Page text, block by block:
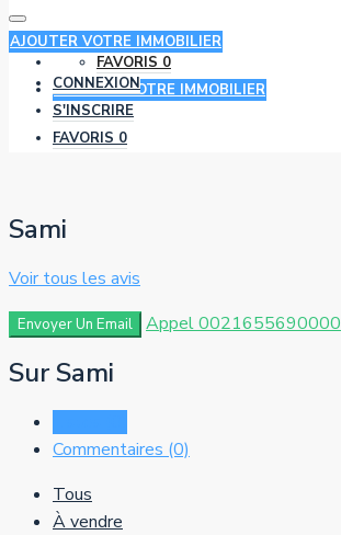
FAVORIS 0
AJOUTER VOTRE IMMOBILIER
AJOUTER VOTRE IMMOBILIER
CONNEXION
S'INSCRIRE
FAVORIS 0
Sami
Voir tous les avis
Envoyer Un Email Appel0021655690000
Sur Sami
Commentaires (0)
Tous
À vendre